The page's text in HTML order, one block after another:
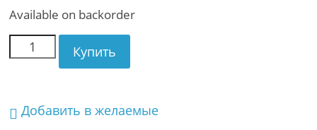
Available on backorder
Купить
Добавить в желаемые